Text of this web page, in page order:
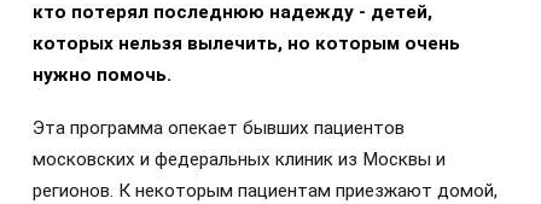
кто потерял последнюю надежду - детей,
которых нельзя вылечить, но которым очень
нужно помочь.
Эта программа опекает бывших пациентов
московских и федеральных клиник из Москвы и
регионов. К некоторым пациентам приезжают домой,